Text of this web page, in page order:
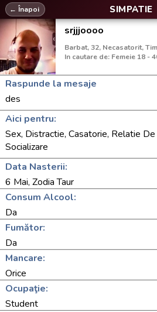
SIMPATIE
← Înapoi
srjjjoooo
Barbat, 32, Necasatorit,
In cautare de: Femeie 18 -
Raspunde la mesaje
des
Aici pentru:
Sex, Distractie, Casatorie, Relatie
Socializare
Data Nasterii:
6 Mai, Zodia Taur
Consum Alcool:
Da
Fumător:
Da
Mancare:
Orice
Ocupaţie:
Student